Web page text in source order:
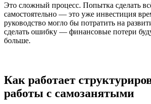
Это сложный процесс. Попытка сделать
самостоятельно — это уже инвестиция
руководство могло бы потратить на
сделать ошибку — финансовые потери
больше.
Как работает
работы с самозанятыми